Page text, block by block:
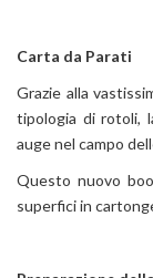
Carta da Parati
Grazie alla
tipologia di rotoli,
auge nel campo
Questo nuovo
superfici in